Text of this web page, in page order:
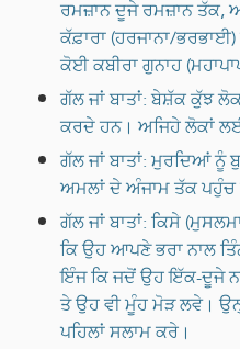
ਰਮਜ਼ਾਨ ਦੂਜੇ ਰਮਜ਼ਾਨ ਤੱਕ,
ਕੱਫ਼ਾਰਾ (ਹਰਜਾਨਾ/
ਕੋਈ ਕਬੀਰਾ ਗੁਨਾਹ
ਗੱਲ ਜਾਂ ਬਾਤਾਂ: ਬੇਸ਼ੱਕ ਕੁੱਝ
ਕਰਦੇ ਹਨ। ਅਜਿਹੇ ਲੋਕਾਂ
ਗੱਲ ਜਾਂ ਬਾਤਾਂ: ਮੁਰਦਿਆਂ ਨੂੰ
ਅਮਲਾਂ ਦੇ ਅੰਜਾਮ ਤੱਕ
ਗੱਲ ਜਾਂ ਬਾਤਾਂ: ਕਿਸੇ
ਕਿ ਉਹ ਆਪਣੇ ਭਰਾ ਨਾਲ
ਇੰਜ ਕਿ ਜਦੋਂ ਉਹ ਇੱਕ-ਦੂਜੇ
ਤੇ ਉਹ ਵੀ ਮੂੰਹ ਮੋੜ ਲਵੇ।
ਪਹਿਲਾਂ ਸਲਾਮ ਕਰੇ।